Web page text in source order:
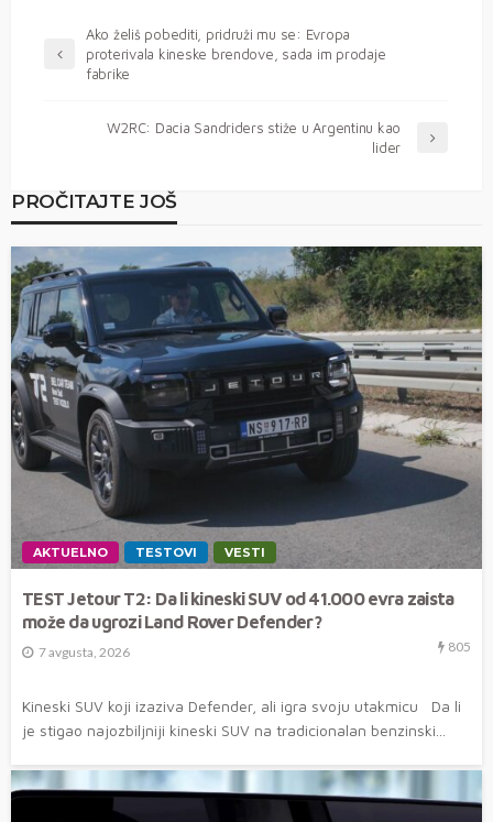
Ako želiš pobediti, pridruži mu se: Evropa
proterivala kineske brendove, sada im prodaje
fabrike
W2RC: Dacia Sandriders stiže u Argentinu kao
lider
PROČITAJTE JOŠ
AKTUELNO TESTOVI VESTI
TEST Jetour T2: Da li kineski SUV od 41.000 evra zaista
može da ugrozi Land Rover Defender?
7 avgusta, 2026 805
Kineski SUV koji izaziva Defender, ali igra svoju utakmicu Da li
je stigao najozbiljniji kineski SUV na tradicionalan benzinski...